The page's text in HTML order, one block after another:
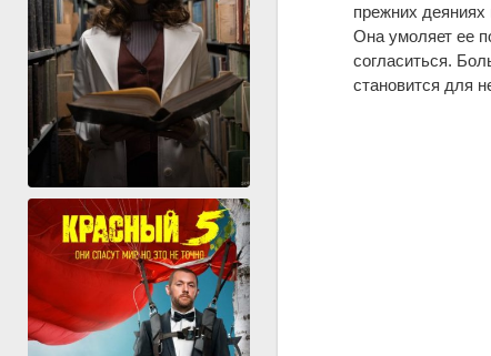
прежних деяниях
Она умоляет ее
согласиться.
становится для